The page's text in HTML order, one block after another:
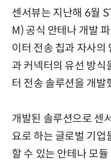
센서뷰는 지난해 6월
M) 공식 안테나 개발
이터 전송 칩과 자사의
과 커넥터의 유선 방식
터 전송 솔루션을 개
개발된 솔루션으로 센
요로 하는 글로벌 기
할 수 있는 안테나 모